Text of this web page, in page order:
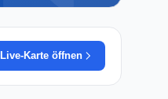
Live-Karte öffnen